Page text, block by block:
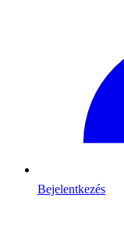
Bejelentkezés